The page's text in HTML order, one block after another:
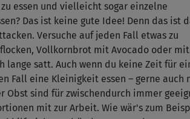
essen und vielleicht sogar einzelne
Das ist keine gute Idee! Denn das ist
Versuche auf jeden Fall etwas zu
Vollkornbrot mit Avocado oder mit
satt. Auch wenn du keine Zeit für
Fall eine Kleinigkeit essen – gerne auch
Obst sind für zwischendurch immer
mit zur Arbeit. Wie wär's zum